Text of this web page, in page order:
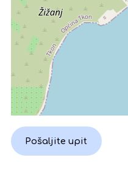
Pošaljite upit